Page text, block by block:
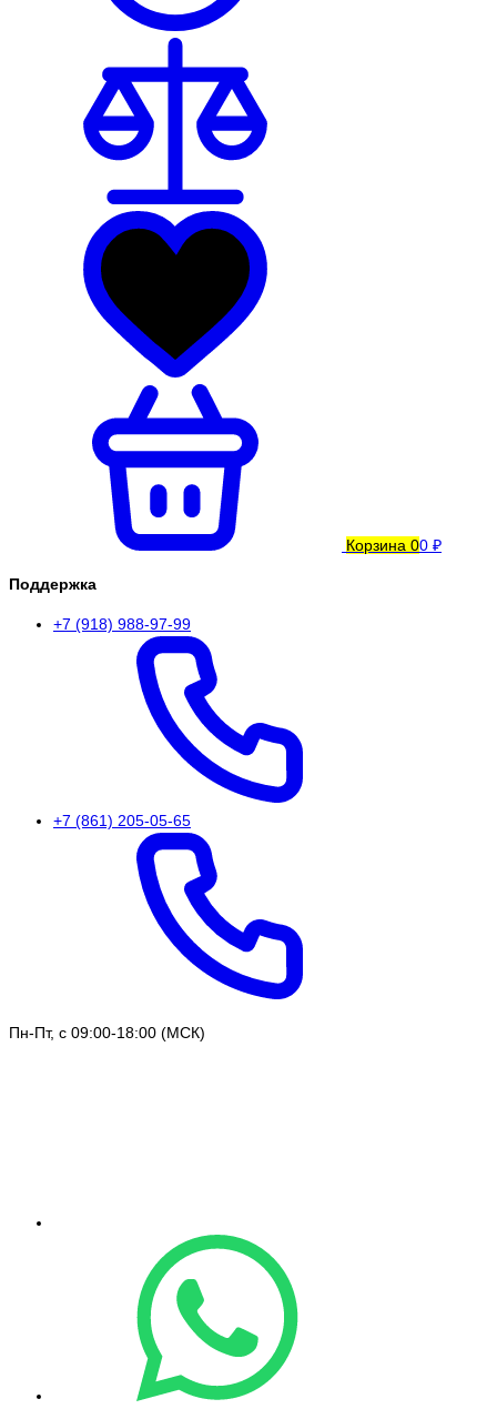
Корзина 00 ₽
Поддержка
+7 (918) 988-97-99
+7 (861) 205-05-65
Пн-Пт, с 09:00-18:00 (МСК)